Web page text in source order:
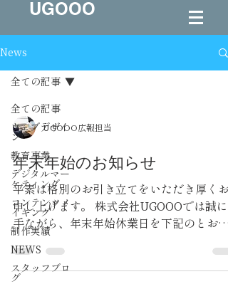
UGOOO
News
全ての記事
ウェブデザイ
ン
教育事業
デジタルマー
ケティング
コンテンツメ
イキング
制作実績
NEWS
スタッフブロ
グ
全ての記事
UGOOO広報担当
年末年始のお知らせ
平素は格別のお引き立てをいただき厚くお
申し上げます。 株式会社UGOOOでは誠に
手ながら、年末年始休業日を下記のとおり
2023年12月29日（金）～2024年1月3日
（水） ※12月28日は17時までの営業とな